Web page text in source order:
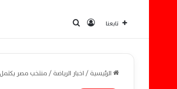
تابعنا تسجيل الدخول
الرئيسية/اخبار الرياضة/منتخب مصر